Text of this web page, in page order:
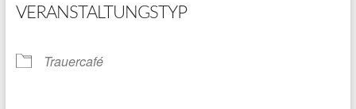
VERANSTALTUNGSTYP
Trauercafé